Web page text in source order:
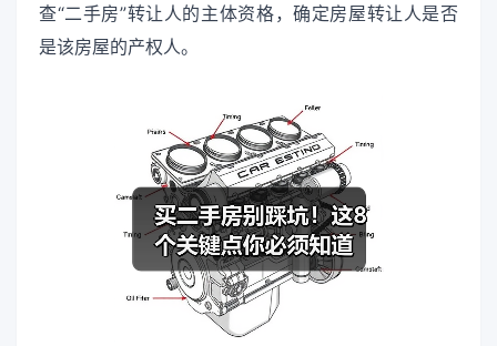
查“二手房”转让人的主体资格，确定房屋转让人是否
是该房屋的产权人。